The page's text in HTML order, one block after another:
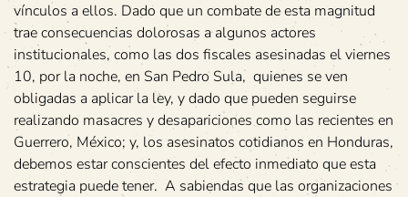
vínculos a ellos. Dado que un combate de esta magnitud
trae consecuencias dolorosas a algunos actores
institucionales, como las dos fiscales asesinadas el viernes
10, por la noche, en San Pedro Sula, quienes se ven
obligadas a aplicar la ley, y dado que pueden seguirse
realizando masacres y desapariciones como las recientes en
Guerrero, México; y, los asesinatos cotidianos en Honduras,
debemos estar conscientes del efecto inmediato que esta
estrategia puede tener. A sabiendas que las organizaciones